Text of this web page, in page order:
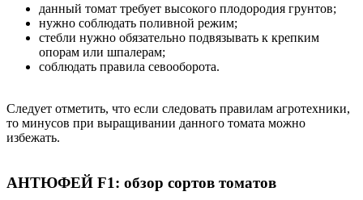
данный томат требует высокого плодородия грунтов;
нужно соблюдать поливной режим;
стебли нужно обязательно подвязывать к крепким
опорам или шпалерам;
соблюдать правила севооборота.
Следует отметить, что если следовать правилам агротехники,
то минусов при выращивании данного томата можно
избежать.
АНТЮФЕЙ F1: обзор сортов томатов